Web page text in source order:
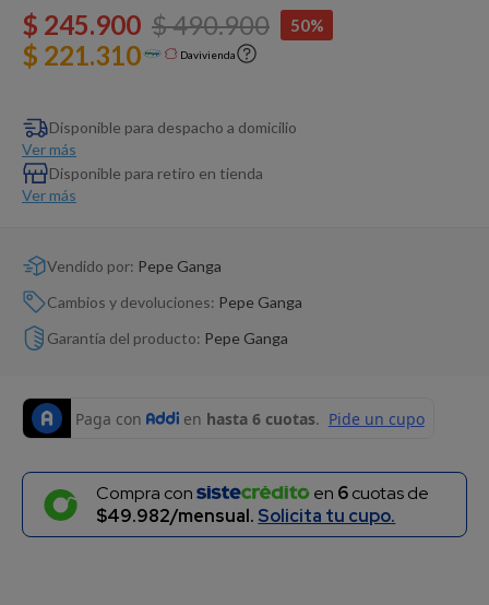
$ 245.900 $490.900 50%
$ 221.310 Davivienda
Disponible para despacho a domicilio
Ver más
Disponible para retiro en tienda
Ver más
Vendido por: Pepe Ganga
Cambios y devoluciones: Pepe Ganga
Garantía del producto: Pepe Ganga
Compra con en 6cuotas de
$49.982/mensual. Solicita tu cupo.
Cartas Pokemon
Dinosaurio Juguete